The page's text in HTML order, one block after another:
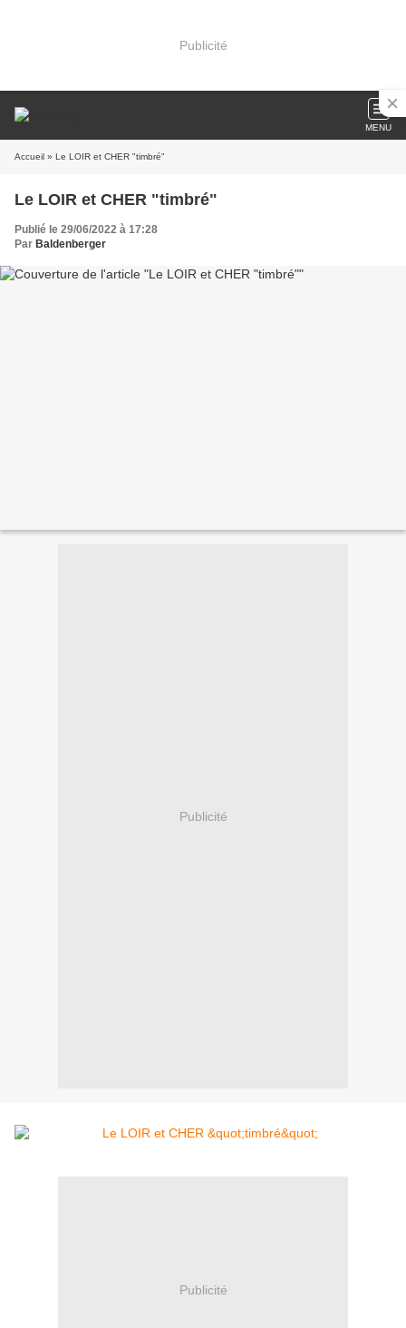
Publicité
MENU
Accueil » Le LOIR et CHER "timbré"
Le LOIR et CHER "timbré"
Publié le 29/06/2022 à 17:28
Par Baldenberger
Publicité
Publicité